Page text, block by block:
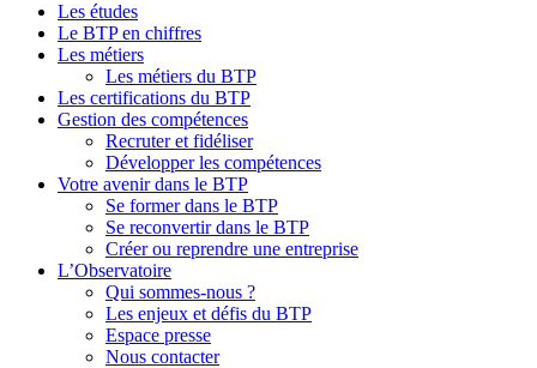
Les études
Le BTP en chiffres
Les métiers
Les métiers du BTP
Les certifications du BTP
Gestion des compétences
Recruter et fidéliser
Développer les compétences
Votre avenir dans le BTP
Se former dans le BTP
Se reconvertir dans le BTP
Créer ou reprendre une entreprise
L’Observatoire
Qui sommes-nous ?
Les enjeux et défis du BTP
Espace presse
Nous contacter